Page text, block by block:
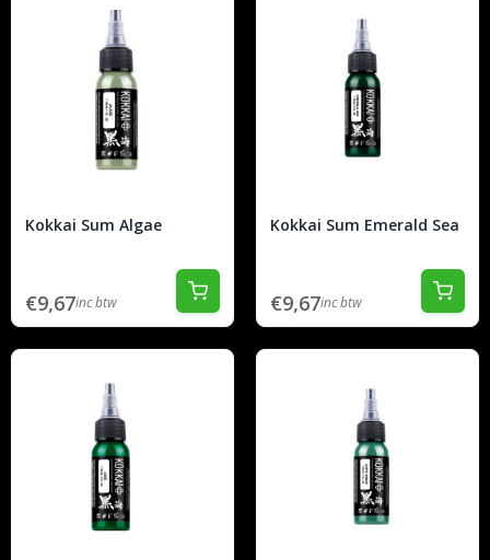
Kokkai Sum Algae
€9,67inc btw
Kokkai Sum Emerald Sea
€9,67inc btw